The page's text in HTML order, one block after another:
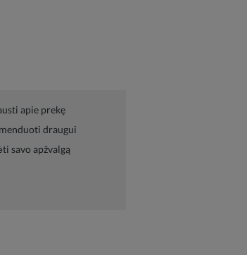
apie prekę
draugui
savo apžvalgą